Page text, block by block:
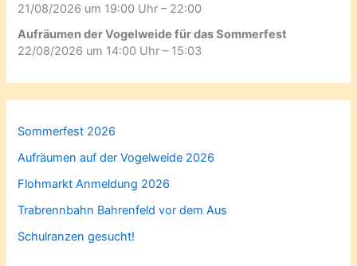
21/08/2026 um 19:00 Uhr – 22:00
Aufräumen der Vogelweide für das Sommerfest
22/08/2026 um 14:00 Uhr – 15:03
Sommerfest 2026
Aufräumen auf der Vogelweide 2026
Flohmarkt Anmeldung 2026
Trabrennbahn Bahrenfeld vor dem Aus
Schulranzen gesucht!